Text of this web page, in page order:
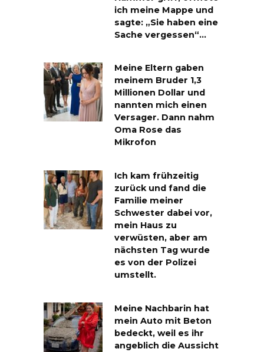
ich meine Mappe und
sagte: „Sie haben eine
Sache vergessen“…
Meine Eltern gaben
meinem Bruder 1,3
Millionen Dollar und
nannten mich einen
Versager. Dann nahm
Oma Rose das
Mikrofon
Ich kam frühzeitig
zurück und fand die
Familie meiner
Schwester dabei vor,
mein Haus zu
verwüsten, aber am
nächsten Tag wurde
es von der Polizei
umstellt.
Meine Nachbarin hat
mein Auto mit Beton
bedeckt, weil es ihr
angeblich die Aussicht